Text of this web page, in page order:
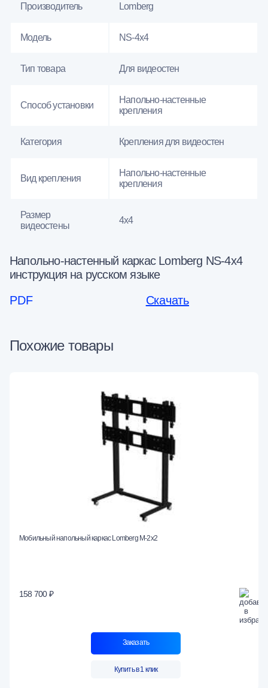
Производитель Lomberg
Модель NS-4х4
Тип товара Для видеостен
Способ установки
Напольно-настенные
крепления
Категория Крепления для видеостен
Вид крепления
Напольно-настенные
крепления
Размер
видеостены
4x4
Напольно-настенный каркас Lomberg NS-4х4
инструкция на русском языке
PDF
Скачать
Похожие товары
Мобильный напольный каркас Lomberg M-2х2
158 700 ₽
Заказать
Купить в 1 клик